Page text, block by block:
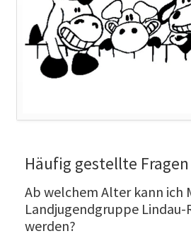
Häufig gestellte Fragen
Ab welchem Alter kann ich
Landjugendgruppe Lindau-
werden?